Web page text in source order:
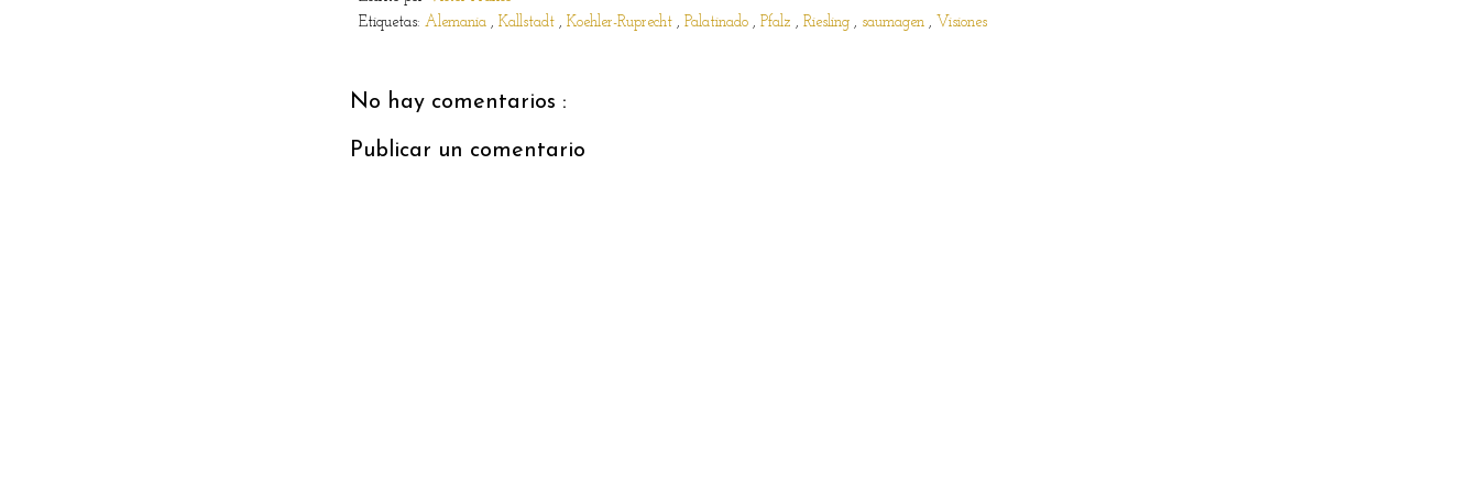
Etiquetas: Alemania , Kallstadt , Koehler-Ruprecht , Palatinado , Pfalz , Riesling , saumagen , Visiones
No hay comentarios :
Publicar un comentario